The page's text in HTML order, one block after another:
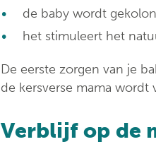
de baby wordt
het stimuleert het
De eerste zorgen van je
de kersverse mama wordt
Verblijf op de